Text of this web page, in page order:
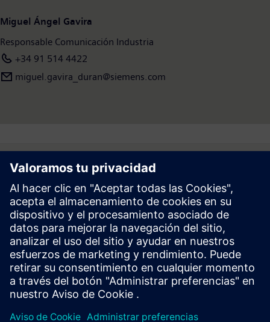
Miguel Ángel Gavira
Responsable Comunicación Industria
+34 91 514 4422
miguel.gavira_duran@siemens.com
Follow
Prensa | Empresa | Siemens
© Siemens 1996 – 2026
Información Corporativa
Politica de Privacidad y Cookies